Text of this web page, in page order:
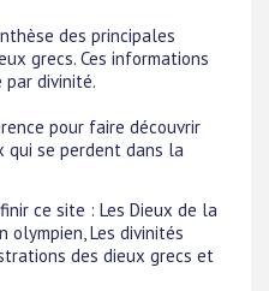
des principales
grecs. Ces informations
par divinité.
pour faire découvrir
qui se perdent dans la
ce site : Les Dieux de la
olympien, Les divinités
des dieux grecs et